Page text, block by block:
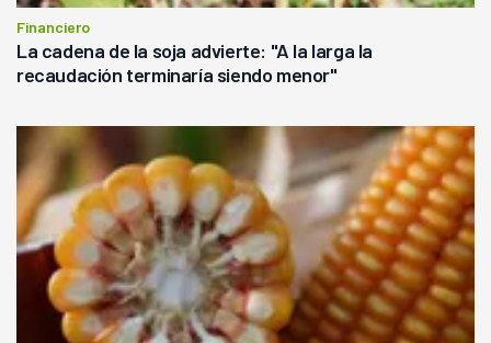
Financiero
La cadena de la soja advierte: "A la larga la
recaudación terminaría siendo menor"